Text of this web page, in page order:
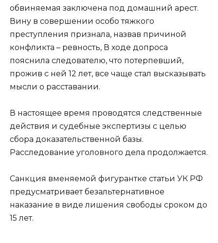
обвиняемая заключена под домашний арест.
Вину в совершении особо тяжкого
преступления признала, назвав причиной
конфликта – ревность, В ходе допроса
пояснила следователю, что потерпевший,
прожив с ней 12 лет, все чаще стал высказывать
мысли о расставании.
В настоящее время проводятся следственные
действия и судебные экспертизы с целью
сбора доказательственной базы.
Расследование уголовного дела продолжается.
Санкция вменяемой фигурантке статьи УК РФ
предусматривает безальтернативное
наказание в виде лишения свободы сроком до
15 лет.